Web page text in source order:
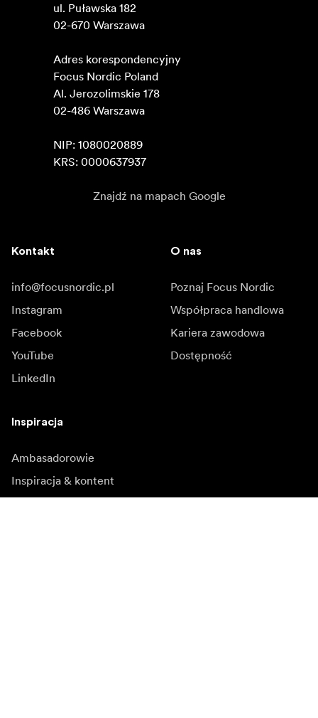
ul. Puławska 182
02-670 Warszawa
Adres korespondencyjny
Focus Nordic Poland
Al. Jerozolimskie 178
02-486 Warszawa
NIP: 1080020889
KRS: 0000637937
Znajdź na mapach Google
Kontakt
info@focusnordic.pl
Instagram
Facebook
YouTube
LinkedIn
O nas
Poznaj Focus Nordic
Współpraca handlowa
Kariera zawodowa
Dostępność
Inspiracja
Ambasadorowie
Inspiracja & kontent